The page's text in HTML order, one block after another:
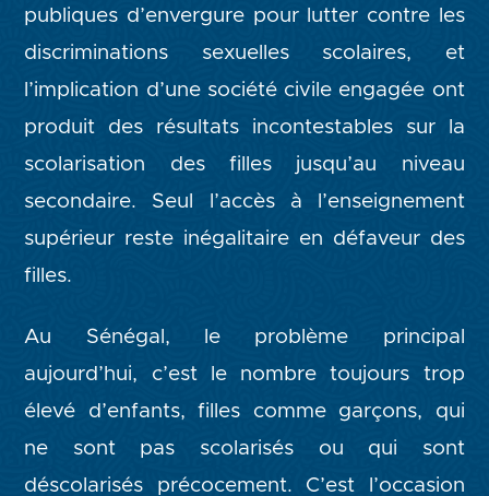
publiques d’envergure pour lutter contre les
discriminations sexuelles scolaires, et
l’implication d’une société civile engagée ont
produit des résultats incontestables sur la
scolarisation des filles jusqu’au niveau
secondaire. Seul l’accès à l’enseignement
supérieur reste inégalitaire en défaveur des
filles.
Au Sénégal, le problème principal
aujourd’hui, c’est le nombre toujours trop
élevé d’enfants, filles comme garçons, qui
ne sont pas scolarisés ou qui sont
déscolarisés précocement. C’est l’occasion